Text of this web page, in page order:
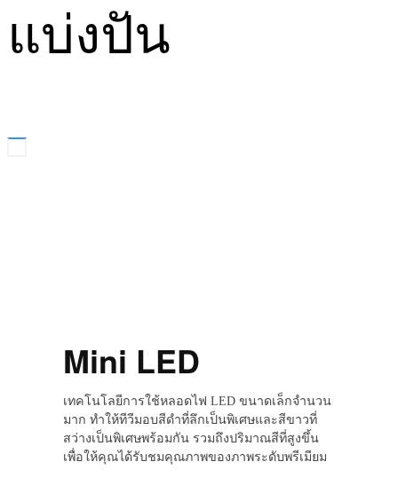
แบ่งปัน
Mini LED
เทคโนโลยีการใช้หลอดไฟ LED ขนาดเล็กจำนวน
มาก ทำให้ทีวีมอบสีดำที่ลึกเป็นพิเศษและสีขาวที่
สว่างเป็นพิเศษพร้อมกัน รวมถึงปริมาณสีที่สูงขึ้น
เพื่อให้คุณได้รับชมคุณภาพของภาพระดับพรีเมียม